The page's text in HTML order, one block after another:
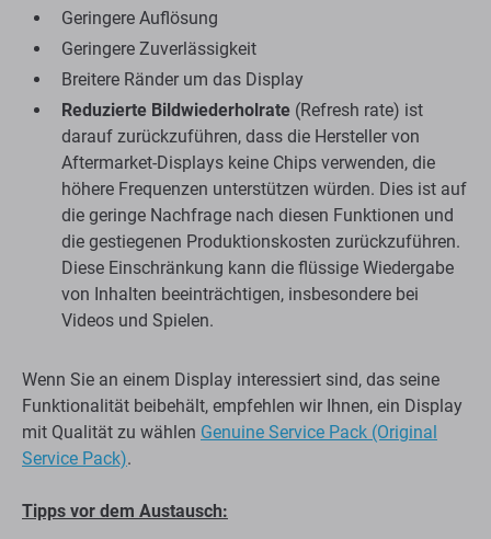
Geringere Auflösung
Geringere Zuverlässigkeit
Breitere Ränder um das Display
Reduzierte Bildwiederholrate (Refresh rate) ist
darauf zurückzuführen, dass die Hersteller von
Aftermarket-Displays keine Chips verwenden, die
höhere Frequenzen unterstützen würden. Dies ist auf
die geringe Nachfrage nach diesen Funktionen und
die gestiegenen Produktionskosten zurückzuführen.
Diese Einschränkung kann die flüssige Wiedergabe
von Inhalten beeinträchtigen, insbesondere bei
Videos und Spielen.
Wenn Sie an einem Display interessiert sind, das seine
Funktionalität beibehält, empfehlen wir Ihnen, ein Display
mit Qualität zu wählen Genuine Service Pack (Original
Service Pack).
Tipps vor dem Austausch: